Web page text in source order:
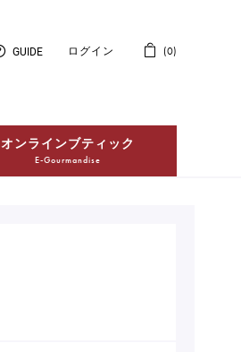
オンラインブティック
E-Gourmandise
ログイン
GUIDE 0